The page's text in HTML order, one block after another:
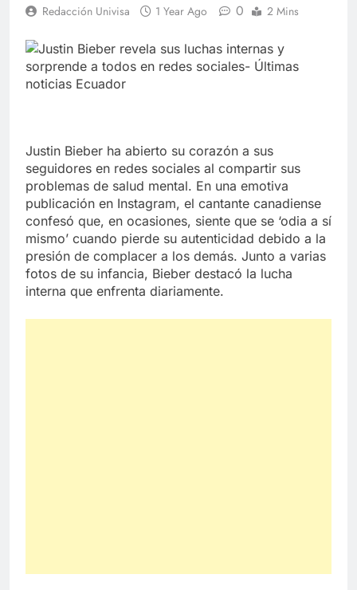
Redacción Univisa 1 Year Ago 0 2 Mins
Justin Bieber ha abierto su corazón a sus
seguidores en redes sociales al compartir sus
problemas de salud mental. En una emotiva
publicación en Instagram, el cantante canadiense
confesó que, en ocasiones, siente que se ‘odia a sí
mismo’ cuando pierde su autenticidad debido a la
presión de complacer a los demás. Junto a varias
fotos de su infancia, Bieber destacó la lucha
interna que enfrenta diariamente.